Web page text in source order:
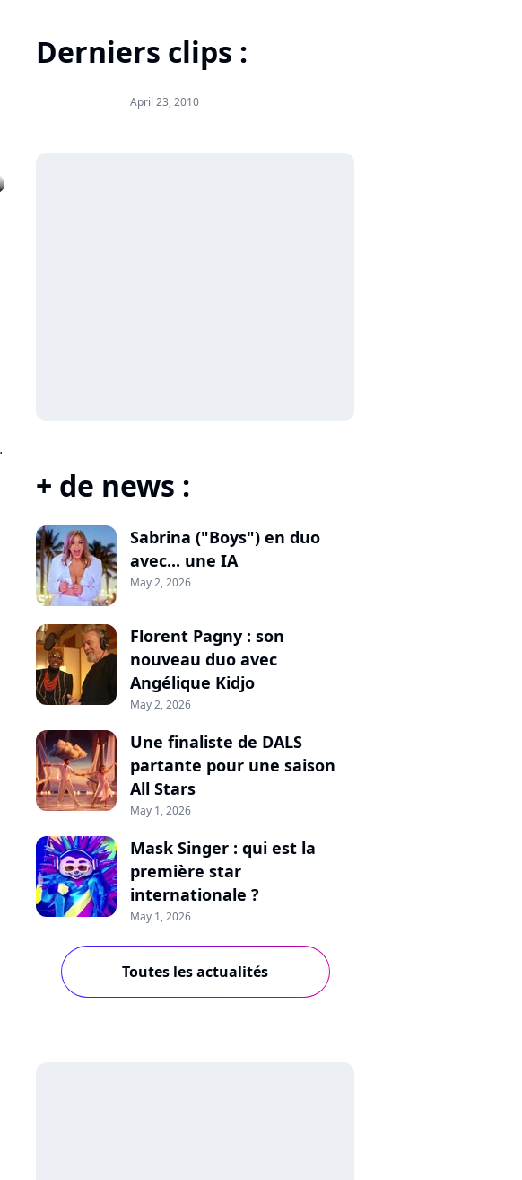
Derniers clips :
April 23, 2010
+ de news :
Sabrina ("Boys") en duo
avec... une IA
May 2, 2026
Florent Pagny : son
nouveau duo avec
Angélique Kidjo
May 2, 2026
Une finaliste de DALS
partante pour une saison
All Stars
May 1, 2026
Mask Singer : qui est la
première star
internationale ?
May 1, 2026
Toutes les actualités